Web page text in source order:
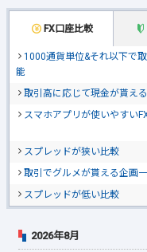
FX口座比較
1000通貨単位&それ以下で
能
取引高に応じて現金が貰え
スマホアプリが使いやすい
スプレッドが狭い比較
取引でグルメが貰える企画
スプレッドが低い比較
2026年8月